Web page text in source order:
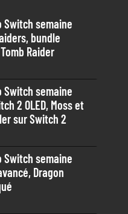
Switch semaine
bundle
Raider
Switch semaine
2 OLED, Moss et
sur Switch 2
Switch semaine
Dragon